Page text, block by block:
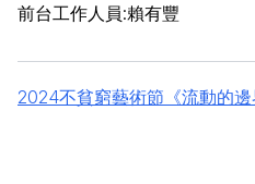
前台工作人員:賴有豐
2024不貧窮藝術節《流動的